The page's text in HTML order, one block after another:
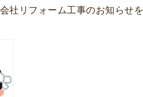
社リフォーム工事のお知らせを